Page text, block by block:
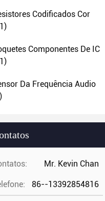
Codificados Cor
Componentes De IC
Da Frequência Audio
Mr. Kevin Chan
86--13392854816